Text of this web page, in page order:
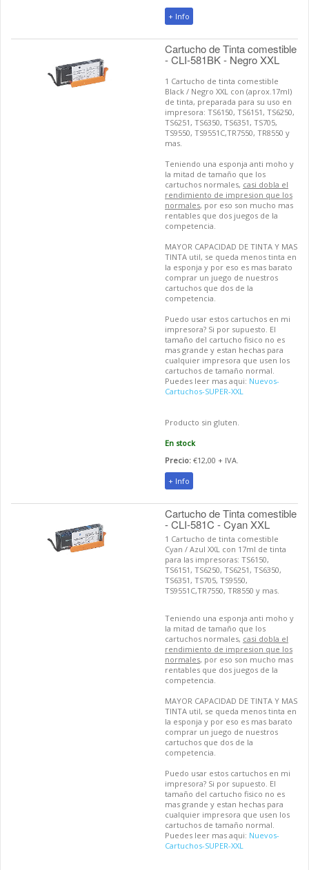
+ Info
Cartucho de Tinta comestible
- CLI-581BK - Negro XXL
1 Cartucho de tinta comestible
Black / Negro XXL con (aprox.17ml)
de tinta, preparada para su uso en
impresora: TS6150, TS6151, TS6250,
TS6251, TS6350, TS6351, TS705,
TS9550, TS9551C,TR7550, TR8550 y
mas.
Teniendo una esponja anti moho y
la mitad de tamaño que los
cartuchos normales, casi dobla el
rendimiento de impresion que los
normales, por eso son mucho mas
rentables que dos juegos de la
competencia.
MAYOR CAPACIDAD DE TINTA Y MAS
TINTA util, se queda menos tinta en
la esponja y por eso es mas barato
comprar un juego de nuestros
cartuchos que dos de la
competencia.
Puedo usar estos cartuchos en mi
impresora? Si por supuesto. El
tamaño del cartucho fisico no es
mas grande y estan hechas para
cualquier impresora que usen los
cartuchos de tamaño normal.
Puedes leer mas aqui: Nuevos-
Cartuchos-SUPER-XXL
Producto sin gluten.
En stock
Precio: €12,00 + IVA.
+ Info
Cartucho de Tinta comestible
- CLI-581C - Cyan XXL
1 Cartucho de tinta comestible
Cyan / Azul XXL con 17ml de tinta
para las impresoras: TS6150,
TS6151, TS6250, TS6251, TS6350,
TS6351, TS705, TS9550,
TS9551C,TR7550, TR8550 y mas.
Teniendo una esponja anti moho y
la mitad de tamaño que los
cartuchos normales, casi dobla el
rendimiento de impresion que los
normales, por eso son mucho mas
rentables que dos juegos de la
competencia.
MAYOR CAPACIDAD DE TINTA Y MAS
TINTA util, se queda menos tinta en
la esponja y por eso es mas barato
comprar un juego de nuestros
cartuchos que dos de la
competencia.
Puedo usar estos cartuchos en mi
impresora? Si por supuesto. El
tamaño del cartucho fisico no es
mas grande y estan hechas para
cualquier impresora que usen los
cartuchos de tamaño normal.
Puedes leer mas aqui: Nuevos-
Cartuchos-SUPER-XXL